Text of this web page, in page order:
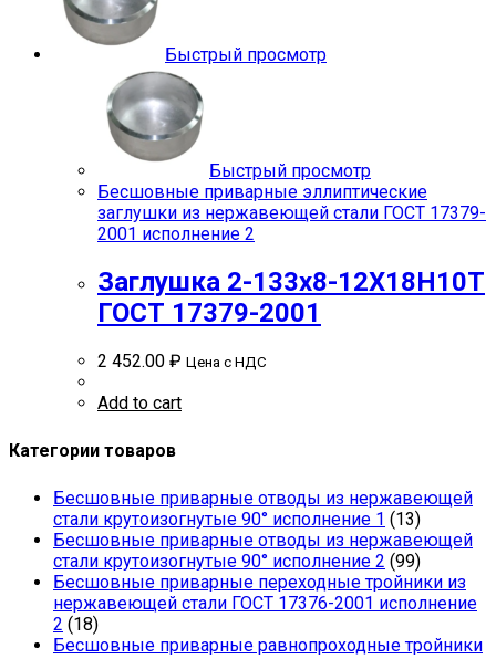
Быстрый просмотр
Быстрый просмотр
Бесшовные приварные эллиптические
заглушки из нержавеющей стали ГОСТ 17379-
2001 исполнение 2
Заглушка 2-133х8-12Х18Н10Т
ГОСТ 17379-2001
2 452.00 ₽ Цена с НДС
Add to cart
Категории товаров
Бесшовные приварные отводы из нержавеющей
стали крутоизогнутые 90° исполнение 1 (13)
Бесшовные приварные отводы из нержавеющей
стали крутоизогнутые 90° исполнение 2 (99)
Бесшовные приварные переходные тройники из
нержавеющей стали ГОСТ 17376-2001 исполнение
2 (18)
Бесшовные приварные равнопроходные тройники